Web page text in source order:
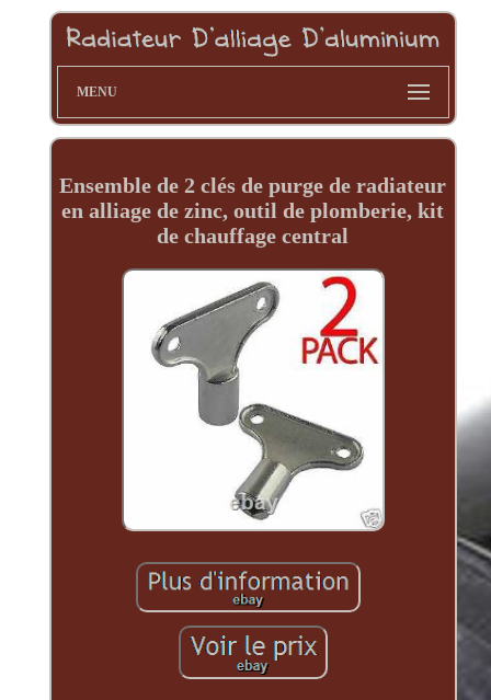
MENU
Ensemble de 2 clés de purge de radiateur
en alliage de zinc, outil de plomberie, kit
de chauffage central